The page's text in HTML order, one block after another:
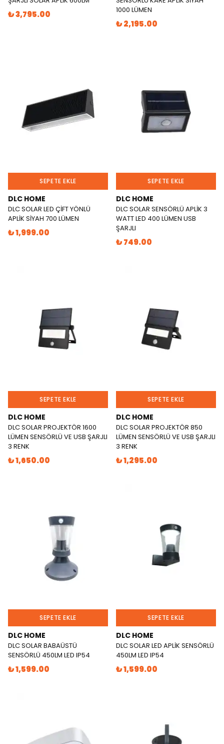
₺ 3,795.00
1000 LÜMEN
₺ 2,195.00
SEPETE EKLE
DLC HOME
DLC SOLAR LED ÇİFT YÖNLÜ
APLİK SİYAH 700 LÜMEN
₺ 1,999.00
SEPETE EKLE
DLC HOME
DLC SOLAR SENSÖRLÜ APLİK 3
WATT LED 400 LÜMEN USB
ŞARJLI
₺ 749.00
SEPETE EKLE
DLC HOME
DLC SOLAR PROJEKTÖR 1600
LÜMEN SENSÖRLÜ VE USB ŞARJLI
3 RENK
₺ 1,650.00
SEPETE EKLE
DLC HOME
DLC SOLAR PROJEKTÖR 850
LÜMEN SENSÖRLÜ VE USB ŞARJLI
3 RENK
₺ 1,295.00
SEPETE EKLE
DLC HOME
DLC SOLAR BABAÜSTÜ
SENSÖRLÜ 450LM LED IP54
₺ 1,599.00
SEPETE EKLE
DLC HOME
DLC SOLAR LED APLİK SENSÖRLÜ
450LM LED IP54
₺ 1,599.00